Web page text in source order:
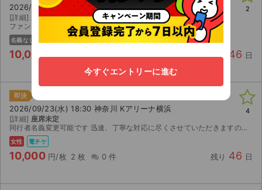
2026/09/23(水) 18:30 神奈川 Kアリーナ横浜
[詳細]
座席未定
ファンクラブ最速先行です 同行者名義変更可能
名義なし
10,000 円/枚 2 枚 0 件 残り 46 日
2
即決
2026/09/23(水) 18:30 神奈川 Kアリーナ横浜
[詳細] 座席未定
同行者名義変更可能です 迅速、丁寧な対応に尽くさせていただきますので、よろしくお願いします
女性 電チケ
10,000 円/枚 2 枚 0 件 残り 46 日
4
今すぐエントリーに進む